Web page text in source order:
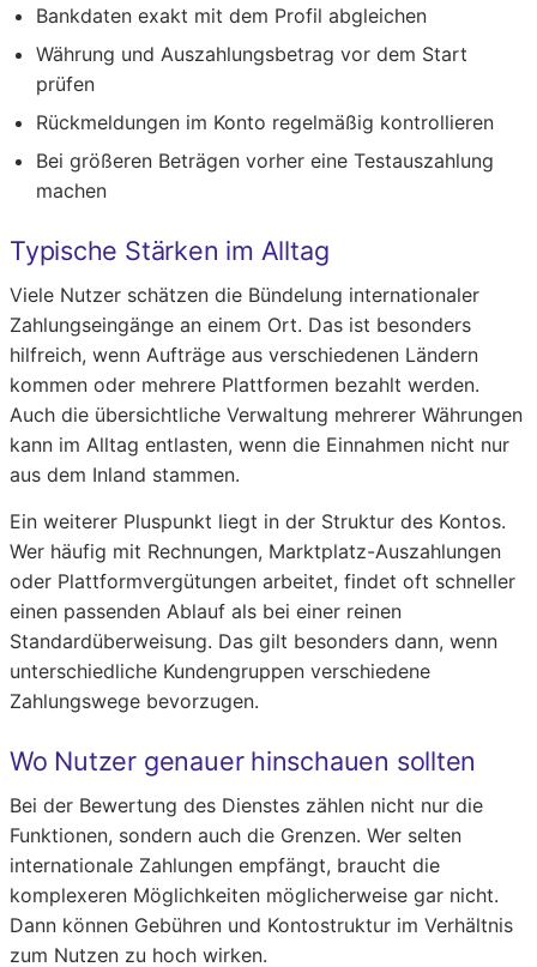
Bankdaten exakt mit dem Profil abgleichen
Währung und Auszahlungsbetrag vor dem Start
prüfen
Rückmeldungen im Konto regelmäßig kontrollieren
Bei größeren Beträgen vorher eine Testauszahlung
machen
Typische Stärken im Alltag
Viele Nutzer schätzen die Bündelung internationaler
Zahlungseingänge an einem Ort. Das ist besonders
hilfreich, wenn Aufträge aus verschiedenen Ländern
kommen oder mehrere Plattformen bezahlt werden.
Auch die übersichtliche Verwaltung mehrerer Währungen
kann im Alltag entlasten, wenn die Einnahmen nicht nur
aus dem Inland stammen.
Ein weiterer Pluspunkt liegt in der Struktur des Kontos.
Wer häufig mit Rechnungen, Marktplatz-Auszahlungen
oder Plattformvergütungen arbeitet, findet oft schneller
einen passenden Ablauf als bei einer reinen
Standardüberweisung. Das gilt besonders dann, wenn
unterschiedliche Kundengruppen verschiedene
Zahlungswege bevorzugen.
Wo Nutzer genauer hinschauen sollten
Bei der Bewertung des Dienstes zählen nicht nur die
Funktionen, sondern auch die Grenzen. Wer selten
internationale Zahlungen empfängt, braucht die
komplexeren Möglichkeiten möglicherweise gar nicht.
Dann können Gebühren und Kontostruktur im Verhältnis
zum Nutzen zu hoch wirken.